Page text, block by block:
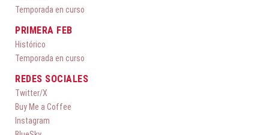
Temporada en curso
PRIMERA FEB
Histórico
Temporada en curso
REDES SOCIALES
Twitter/X
Buy Me a Coffee
Instagram